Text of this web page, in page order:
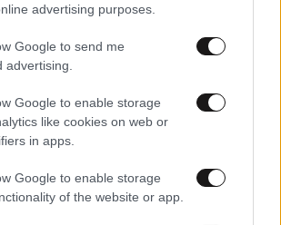
advertising purposes.
Google to send me
advertising.
Google to enable storage
like cookies on web or
in apps.
Google to enable storage
of the website or app.
Τουρκία: Ισχυρισμός για νέα
ανακάλυψη 75 δισ. κυβικών
μέτρων φυσικού αερίου στη
Μαύρη Θάλασσα